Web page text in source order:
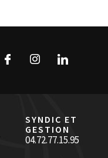
SYNDIC ET
GESTION
04.72.77.15.95